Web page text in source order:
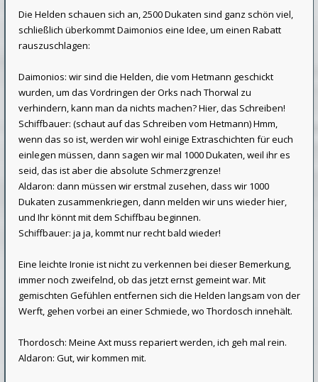
Die Helden schauen sich an, 2500 Dukaten sind ganz schön viel,
schließlich überkommt Daimonios eine Idee, um einen Rabatt
rauszuschlagen:
Daimonios: wir sind die Helden, die vom Hetmann geschickt
wurden, um das Vordringen der Orks nach Thorwal zu
verhindern, kann man da nichts machen? Hier, das Schreiben!
Schiffbauer: (schaut auf das Schreiben vom Hetmann) Hmm,
wenn das so ist, werden wir wohl einige Extraschichten für euch
einlegen müssen, dann sagen wir mal 1000 Dukaten, weil ihr es
seid, das ist aber die absolute Schmerzgrenze!
Aldaron: dann müssen wir erstmal zusehen, dass wir 1000
Dukaten zusammenkriegen, dann melden wir uns wieder hier,
und Ihr könnt mit dem Schiffbau beginnen.
Schiffbauer: ja ja, kommt nur recht bald wieder!
Eine leichte Ironie ist nicht zu verkennen bei dieser Bemerkung,
immer noch zweifelnd, ob das jetzt ernst gemeint war. Mit
gemischten Gefühlen entfernen sich die Helden langsam von der
Werft, gehen vorbei an einer Schmiede, wo Thordosch innehält.
Thordosch: Meine Axt muss repariert werden, ich geh mal rein.
Aldaron: Gut, wir kommen mit.